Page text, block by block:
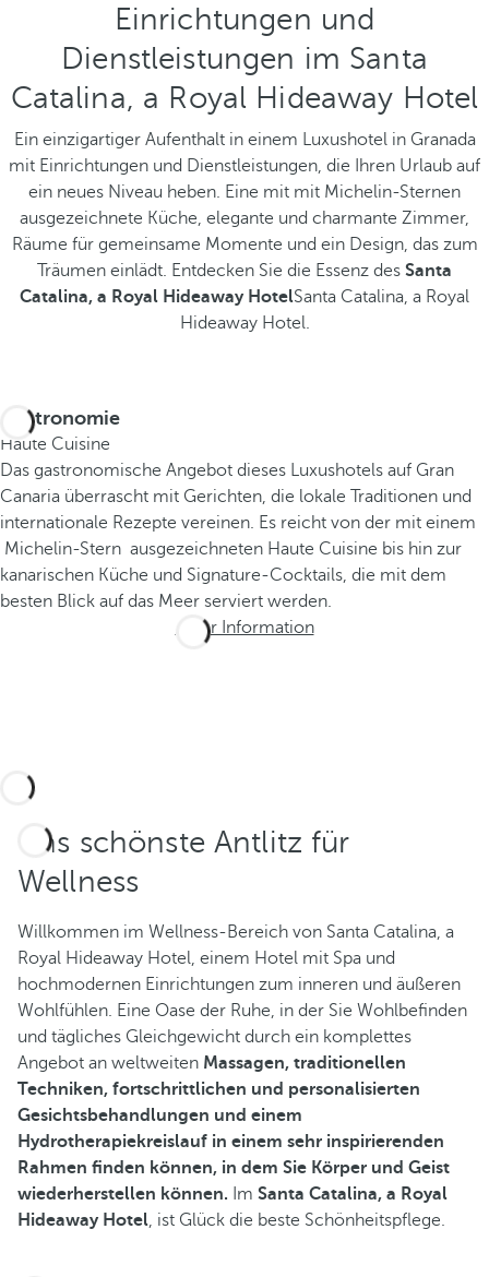
Einrichtungen und
Dienstleistungen im Santa
Catalina, a Royal Hideaway Hotel
Ein einzigartiger Aufenthalt in einem Luxushotel in Granada
mit Einrichtungen und Dienstleistungen, die Ihren Urlaub auf
ein neues Niveau heben. Eine mit mit Michelin-Sternen
ausgezeichnete Küche, elegante und charmante Zimmer,
Räume für gemeinsame Momente und ein Design, das zum
Träumen einlädt. Entdecken Sie die Essenz des Santa
Catalina, a Royal Hideaway HotelSanta Catalina, a Royal
Hideaway Hotel.
Gastronomie
Haute Cuisine
Das gastronomische Angebot dieses Luxushotels auf Gran
Canaria überrascht mit Gerichten, die lokale Traditionen und
internationale Rezepte vereinen. Es reicht von der mit einem
Michelin-Stern ausgezeichneten Haute Cuisine bis hin zur
kanarischen Küche und Signature-Cocktails, die mit dem
besten Blick auf das Meer serviert werden.
Mehr Information
Das schönste Antlitz für
Wellness
Willkommen im Wellness-Bereich von Santa Catalina, a
Royal Hideaway Hotel, einem Hotel mit Spa und
hochmodernen Einrichtungen zum inneren und äußeren
Wohlfühlen. Eine Oase der Ruhe, in der Sie Wohlbefinden
und tägliches Gleichgewicht durch ein komplettes
Angebot an weltweiten Massagen, traditionellen
Techniken, fortschrittlichen und personalisierten
Gesichtsbehandlungen und einem
Hydrotherapiekreislauf in einem sehr inspirierenden
Rahmen finden können, in dem Sie Körper und Geist
wiederherstellen können. Im Santa Catalina, a Royal
Hideaway Hotel , ist Glück die beste Schönheitspflege.